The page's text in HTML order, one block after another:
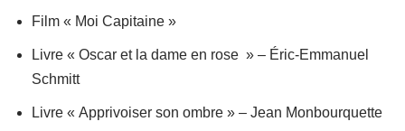
Film « Moi Capitaine »
Livre « Oscar et la dame en rose » – Éric-Emmanuel
Schmitt
Livre « Apprivoiser son ombre » – Jean Monbourquette